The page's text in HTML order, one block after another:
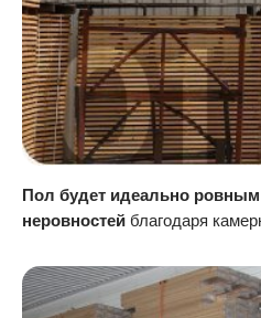
Пол будет идеально
неровностей благодаря